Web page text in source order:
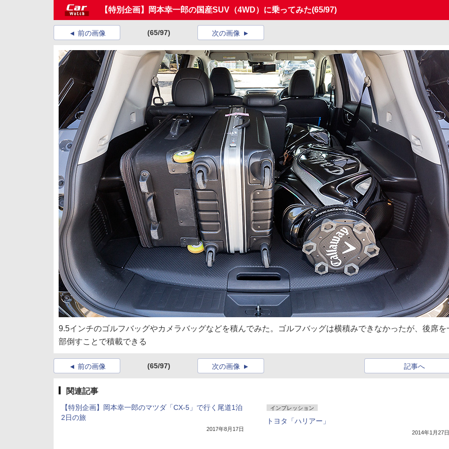
【特別企画】岡本幸一郎の国産SUV（4WD）に乗ってみた(65/97)
前の画像 (65/97) 次の画像
9.5インチのゴルフバッグやカメラバッグなどを積んでみた。ゴルフバッグは横積みできなかったが、後席を
部倒すことで積載できる
前の画像 (65/97) 記事へ
次の画像
関連記事
【特別企画】岡本幸一郎のマツダ「CX-5」で行く尾道1泊
2日の旅
2017年8月17日
インプレッション
トヨタ「ハリアー」
2014年1月27日